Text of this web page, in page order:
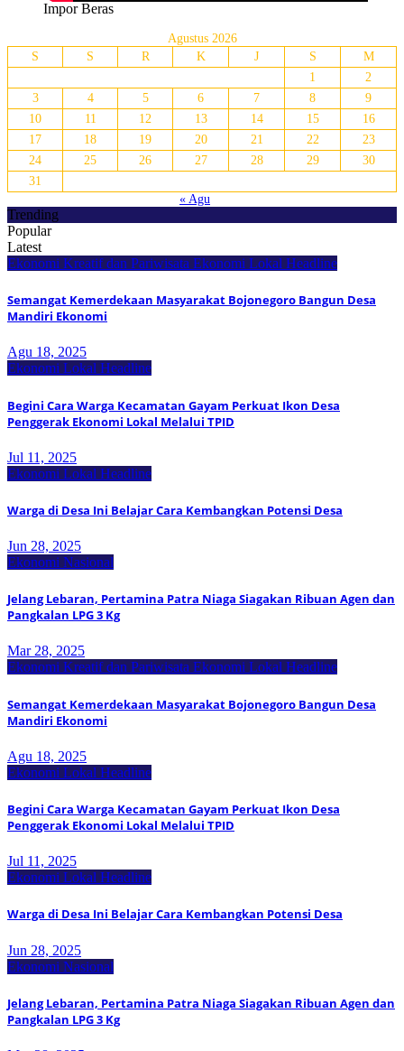
Impor Beras
Agustus 2026
S
S R K J S
M
1
2
3
4 5 6 7 8
9
10
11 12 13 14 15
16
17
18 19 20 21 22
23
24
25 26 27 28 29
30
31
« Agu
Trending
Popular
Latest
Ekonomi Kreatif dan Pariwisata Ekonomi Lokal Headline
Semangat Kemerdekaan Masyarakat Bojonegoro Bangun Desa
Mandiri Ekonomi
Agu 18, 2025
Ekonomi Lokal Headline
Begini Cara Warga Kecamatan Gayam Perkuat Ikon Desa
Penggerak Ekonomi Lokal Melalui TPID
Jul 11, 2025
Ekonomi Lokal Headline
Warga di Desa Ini Belajar Cara Kembangkan Potensi Desa
Jun 28, 2025
Ekonomi Nasional
Jelang Lebaran, Pertamina Patra Niaga Siagakan Ribuan Agen dan
Pangkalan LPG 3 Kg
Mar 28, 2025
Ekonomi Kreatif dan Pariwisata Ekonomi Lokal Headline
Semangat Kemerdekaan Masyarakat Bojonegoro Bangun Desa
Mandiri Ekonomi
Agu 18, 2025
Ekonomi Lokal Headline
Begini Cara Warga Kecamatan Gayam Perkuat Ikon Desa
Penggerak Ekonomi Lokal Melalui TPID
Jul 11, 2025
Ekonomi Lokal Headline
Warga di Desa Ini Belajar Cara Kembangkan Potensi Desa
Jun 28, 2025
Ekonomi Nasional
Jelang Lebaran, Pertamina Patra Niaga Siagakan Ribuan Agen dan
Pangkalan LPG 3 Kg